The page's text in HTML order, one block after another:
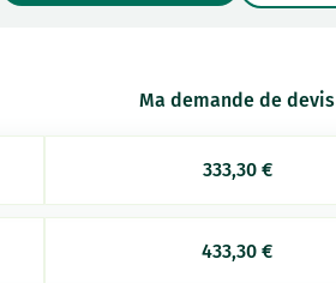
Ma demande de devis
333,30 €
433,30€